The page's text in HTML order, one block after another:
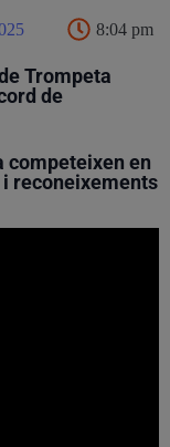
8:04 pm
Trompeta
de
competeixen en
reconeixements